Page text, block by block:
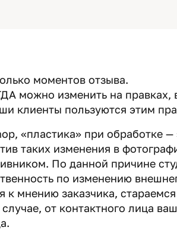
моментов отзыва.
можно изменить на правках,
клиенты пользуются этим
«пластика» при обработке —
таких изменения в
По данной причине
по изменению
мнению заказчика,
от контактного лица